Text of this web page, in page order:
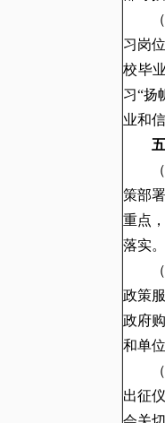
习岗
校毕
习“扬
业和
策部
重点
落实。
政策
政府
和单
出征